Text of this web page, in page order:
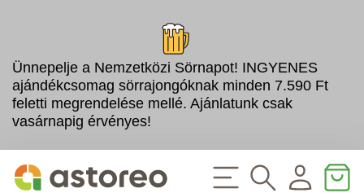
Ünnepelje a Nemzetközi Sörnapot! INGYENES
ajándékcsomag sörrajongóknak minden 7.590 Ft
feletti megrendelése mellé. Ajánlatunk csak
vasárnapig érvényes!